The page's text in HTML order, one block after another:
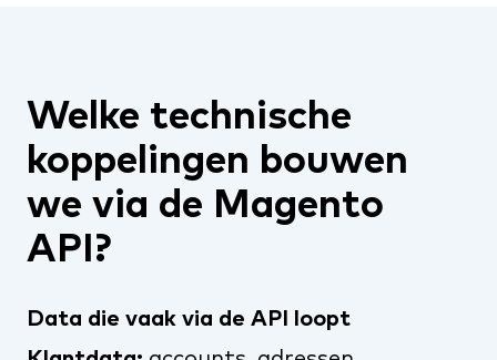
Welke technische
koppelingen bouwen
we via de Magento
API?
Data die vaak via de API loopt